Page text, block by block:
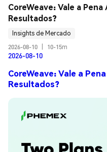
CoreWeave: Vale a
Resultados?
Insights de Mercado
2026-08-10
10-15m
2026-08-10
CoreWeave: Vale a
Resultados?